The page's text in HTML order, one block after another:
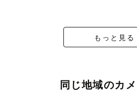
もっと見る
同じ地域のカ